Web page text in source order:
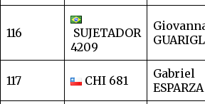
116
SUJETADOR
4209
117 CHI 681
Gabriel
ESPARZA